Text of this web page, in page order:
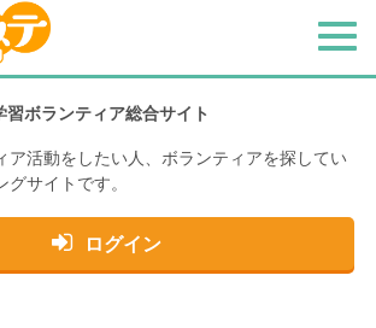
習ボランティア総合サイト
活動をしたい人、 ボランティアを探してい
サイトです。
ログイン
メ